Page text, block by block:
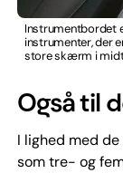
Instrumentbordet
instrumenter, der
store skærm i
Også til
I lighed med
som tre- og